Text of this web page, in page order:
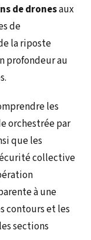
de dronesaux
de
la riposte
profondeur au
les
orchestrée par
que les
collective
à une
contours et les
sections